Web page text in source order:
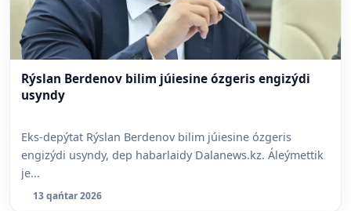
Rýslan Berdenov bilim júiesine ózgeris engizýdi
usyndy
Eks-depýtat Rýslan Berdenov bilim júiesine ózgeris
engizýdi usyndy, dep habarlaidy Dalanews.kz. Áleýmettik
je...
13 qańtar 2026